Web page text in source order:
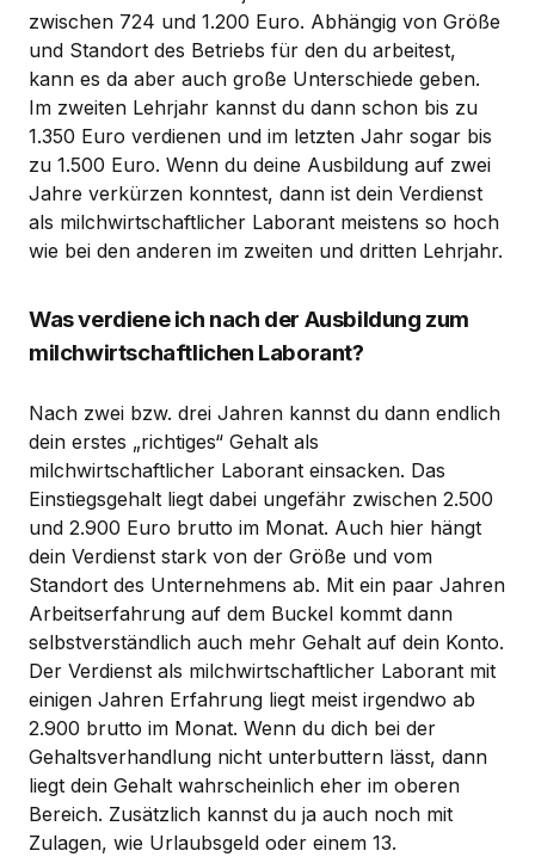
zwischen 724 und 1.200 Euro. Abhängig von Größe
und Standort des Betriebs für den du arbeitest,
kann es da aber auch große Unterschiede geben.
Im zweiten Lehrjahr kannst du dann schon bis zu
1.350 Euro verdienen und im letzten Jahr sogar bis
zu 1.500 Euro. Wenn du deine Ausbildung auf zwei
Jahre verkürzen konntest, dann ist dein Verdienst
als milchwirtschaftlicher Laborant meistens so hoch
wie bei den anderen im zweiten und dritten Lehrjahr.
Was verdiene ich nach der Ausbildung zum
milchwirtschaftlichen Laborant?
Nach zwei bzw. drei Jahren kannst du dann endlich
dein erstes „richtiges“ Gehalt als
milchwirtschaftlicher Laborant einsacken. Das
Einstiegsgehalt liegt dabei ungefähr zwischen 2.500
und 2.900 Euro brutto im Monat. Auch hier hängt
dein Verdienst stark von der Größe und vom
Standort des Unternehmens ab. Mit ein paar Jahren
Arbeitserfahrung auf dem Buckel kommt dann
selbstverständlich auch mehr Gehalt auf dein Konto.
Der Verdienst als milchwirtschaftlicher Laborant mit
einigen Jahren Erfahrung liegt meist irgendwo ab
2.900 brutto im Monat. Wenn du dich bei der
Gehaltsverhandlung nicht unterbuttern lässt, dann
liegt dein Gehalt wahrscheinlich eher im oberen
Bereich. Zusätzlich kannst du ja auch noch mit
Zulagen, wie Urlaubsgeld oder einem 13.